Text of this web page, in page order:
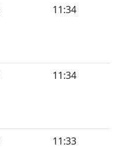
11:34
11:34
11:33